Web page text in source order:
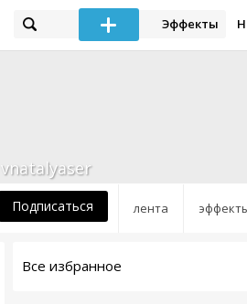
Эффекты
лента
vnatalyaser
Подписаться
Все избранное